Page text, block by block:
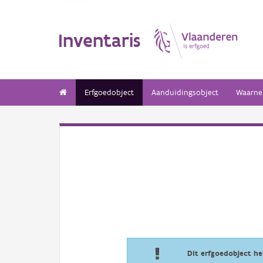
Inventaris
Erfgoedobject Aanduidingsobject
Dit erfgoedobject